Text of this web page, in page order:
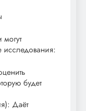
исследования:
будет
Даёт